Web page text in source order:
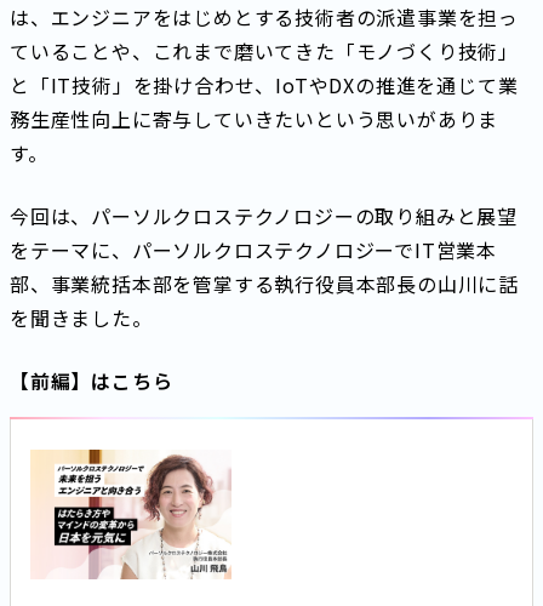
は、エンジニアをはじめとする技術者の派遣事業を担っ
ていることや、これまで磨いてきた「モノづくり技術」
と「IT技術」を掛け合わせ、IoTやDXの推進を通じて業
務生産性向上に寄与していきたいという思いがありま
す。
今回は、パーソルクロステクノロジーの取り組みと展望
をテーマに、パーソルクロステクノロジーでIT営業本
部、事業統括本部を管掌する執行役員本部長の山川に話
を聞きました。
【前編】はこちら